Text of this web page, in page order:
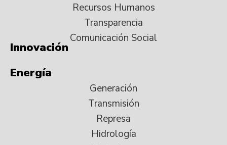
Recursos Humanos
Transparencia
Comunicación Social
Innovación
Energía
Generación
Transmisión
Represa
Hidrología